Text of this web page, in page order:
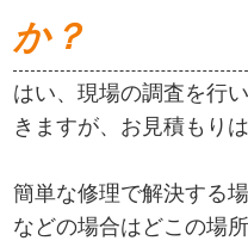
か？
はい、現場の調査を行
きますが、お見積もり
簡単な修理で解決する
などの場合はどこの場